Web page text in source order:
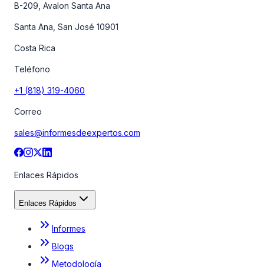
B-209, Avalon Santa Ana
Santa Ana, San José 10901
Costa Rica
Teléfono
+1 (818) 319-4060
Correo
sales@informesdeexpertos.com
Enlaces Rápidos
Enlaces Rápidos
Informes
Blogs
Metodología